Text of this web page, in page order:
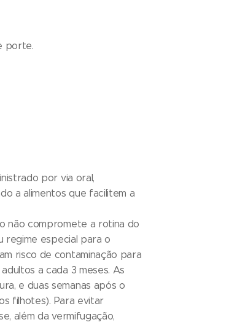
porte.
por via oral,
a alimentos que facilitem a
não compromete a rotina do
regime especial para o
risco de contaminação para
a cada 3 meses. As
e duas semanas após o
filhotes). Para evitar
além da vermifugação,